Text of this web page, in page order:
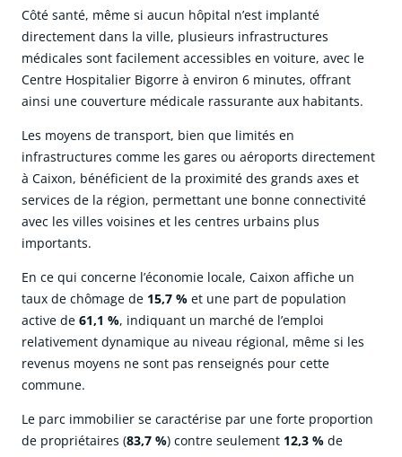
Côté santé, même si aucun hôpital n’est implanté
directement dans la ville, plusieurs infrastructures
médicales sont facilement accessibles en voiture, avec le
Centre Hospitalier Bigorre à environ 6 minutes, offrant
ainsi une couverture médicale rassurante aux habitants.
Les moyens de transport, bien que limités en
infrastructures comme les gares ou aéroports directement
à Caixon, bénéficient de la proximité des grands axes et
services de la région, permettant une bonne connectivité
avec les villes voisines et les centres urbains plus
importants.
En ce qui concerne l’économie locale, Caixon affiche un
taux de chômage de 15,7 % et une part de population
active de 61,1 %, indiquant un marché de l’emploi
relativement dynamique au niveau régional, même si les
revenus moyens ne sont pas renseignés pour cette
commune.
Le parc immobilier se caractérise par une forte proportion
de propriétaires (83,7 %) contre seulement 12,3 % de